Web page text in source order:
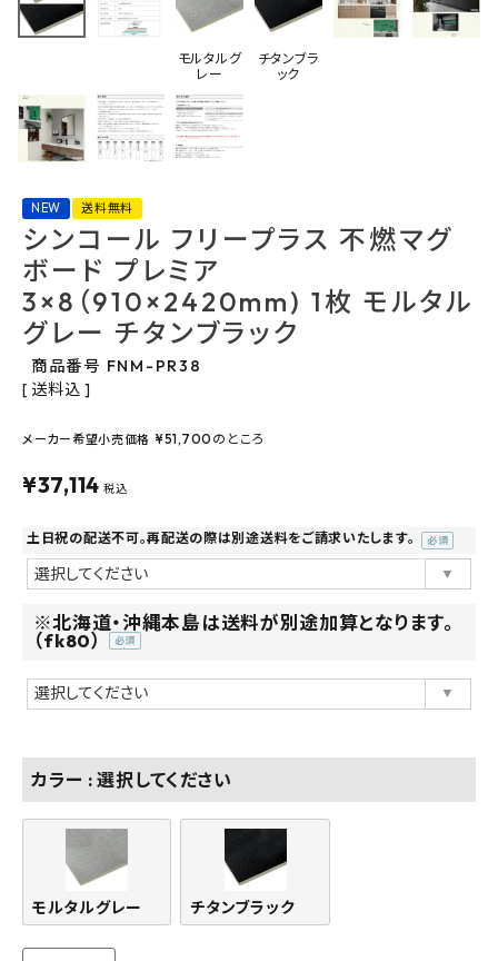
m) 1枚 モルタルグ
レー チタンブラッ
FAX注文はこちらから
メーカーから選ぶ
ご利用ガイド
よくあるご質問
お問い合わせ
メルマガ登録
特定商取引法について
プライバシーポリシー
モルタルグ
レー
チタンブラ
ック
NEW 送料無料
シンコール フリープラス 不燃マグ
ボード プレミア
3×8（910×2420mm) 1枚 モルタル
グレー チタンブラック
商品番号 FNM-PR38
送料込
メーカー希望小売価格 ¥51,700 のところ
¥37,114 税込
土日祝の配送不可。再配送の際は別途送料をご請求いたします。
(必
※北海道・沖縄本島は送料が別途加算となります。
（fk80）
(必
須)
カラー 選択してください
モルタルグレー チタンブラック